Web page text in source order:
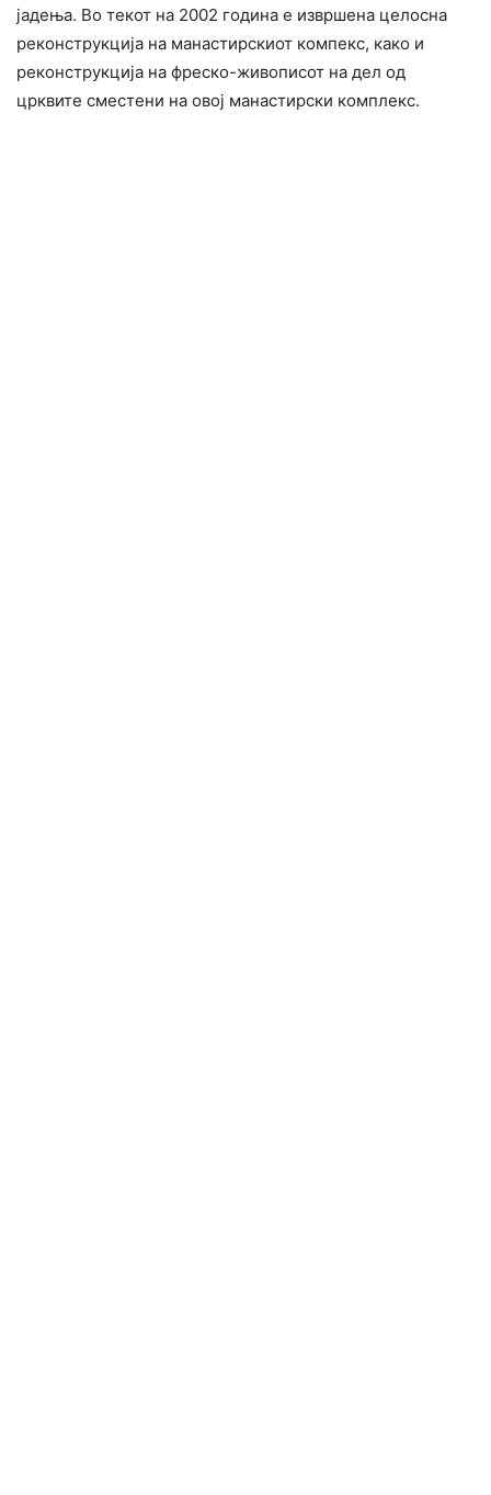
јадења. Во текот на 2002 година е извршена целосна
реконструкција на манастирскиот компекс, како и
реконструкција на фреско-живописот на дел од
црквите сместени на овој манастирски комплекс.